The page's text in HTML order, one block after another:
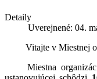
Detaily
Uverejnené: 04.
Vitajte v Miestnej
Miestna